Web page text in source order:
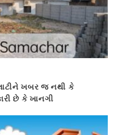
ખબર જ નથી કે
છે કે ખાનગી